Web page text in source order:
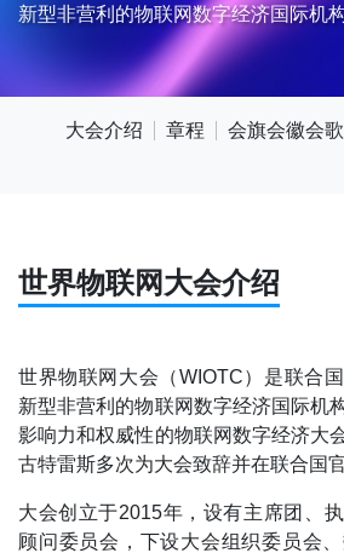
新型非营利的物联网数字经济国际机
大会介绍 章程 会旗会徽会歌
世界物联网大会介绍
世界物联网大会（WIOTC）是联合
新型非营利的物联网数字经济国际机
影响力和权威性的物联网数字经济大
古特雷斯多次为大会致辞并在联合国
大会创立于2015年，设有主席团、
顾问委员会，下设大会组织委员会